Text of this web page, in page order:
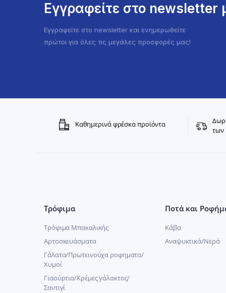
Εγγραφείτε στο newsletter
Εγγραφείτε στο newsletter και ενημερωθείτε
πρώτοι για όλες τις μεγάλες προσφορές μας!
Καθημερινά φρέσκα προϊόντα
των
Τρόφιμα
Τρόφιμα Μπακαλικής
Αρτοσκευάσματα
Γάλατα/Πρωτεινούχα ροφηματα/
Χυμοί
Γιαούρτια/Κρέμες γάλακτος/
Σαντιγί
Ποτά και
Κάβα
Αναψυκτικά/Νερά